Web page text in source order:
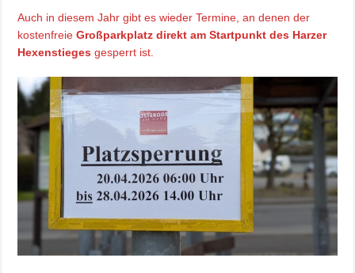
Auch in diesem Jahr gibt es wieder Termine, an denen der
kostenfreieGroßparkplatz direkt am Startpunkt des Harzer
Hexenstieges gesperrt ist.